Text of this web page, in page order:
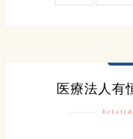
医療法人有